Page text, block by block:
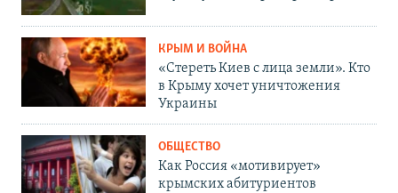
КРЫМ И ВОЙНА
«Стереть Киев с лица земли». Кто
в Крыму хочет уничтожения
Украины
ОБЩЕСТВО
Как Россия «мотивирует»
крымских абитуриентов